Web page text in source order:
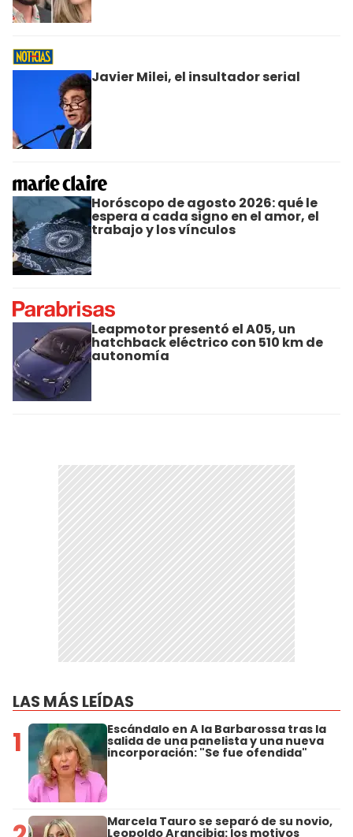
Javier Milei, el insultador serial
Horóscopo de agosto 2026: qué le
espera a cada signo en el amor, el
trabajo y los vínculos
Leapmotor presentó el A05, un
hatchback eléctrico con 510 km de
autonomía
LAS MÁS LEÍDAS
1 Escándalo en A la Barbarossa tras la
salida de una panelista y una nueva
incorporación: "Se fue ofendida"
Marcela Tauro se separó de su novio,
Leopoldo Arancibia: los motivos